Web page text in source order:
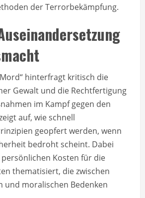
der Terrorbekämpfung.
hinterfragt kritisch die
Gewalt und die Rechtfertigung
im Kampf gegen den
auf, wie schnell
geopfert werden, wenn
bedroht scheint. Dabei
Kosten für die
thematisiert, die zwischen
und moralischen Bedenken